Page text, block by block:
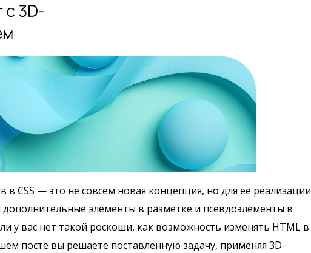
в CSS — это не совсем новая концепция, но для ее реализации
элементы в разметке и псевдоэлементы в
у вас нет такой роскоши, как возможность изменять HTML в
посте вы решаете поставленную задачу, применяя 3D-